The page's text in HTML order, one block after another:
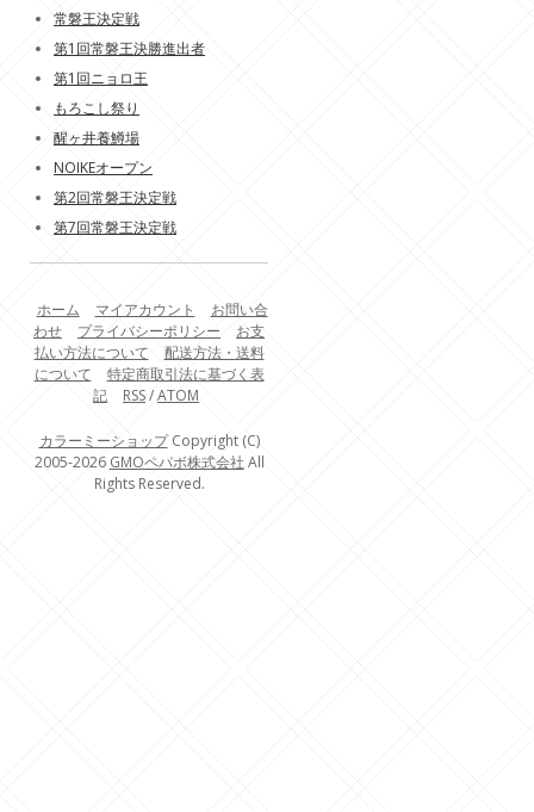
常磐王決定戦
第1回常磐王決勝進出者
第1回ニョロ王
もろこし祭り
醒ヶ井養鱒場
NOIKEオープン
第2回常磐王決定戦
第7回常磐王決定戦
ホーム マイアカウント
お問い合
わせ
プライバシーポリシー
お支
払い方法について
配送方法・送料
について
特定商取引法に基づく表
記
RSS/ATOM
カラーミーショップCopyright (C)
2005-2026 GMOペパボ株式会社 All
Rights Reserved.